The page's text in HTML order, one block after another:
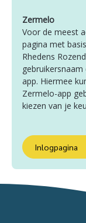
Zermelo
Voor de meest
pagina met
Rhedens
app. Hiermee
Zermelo-app
kiezen van je
Inlogpagina